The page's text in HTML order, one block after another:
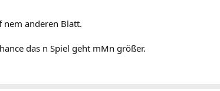
nem anderen Blatt.
das n Spiel geht mMn größer.